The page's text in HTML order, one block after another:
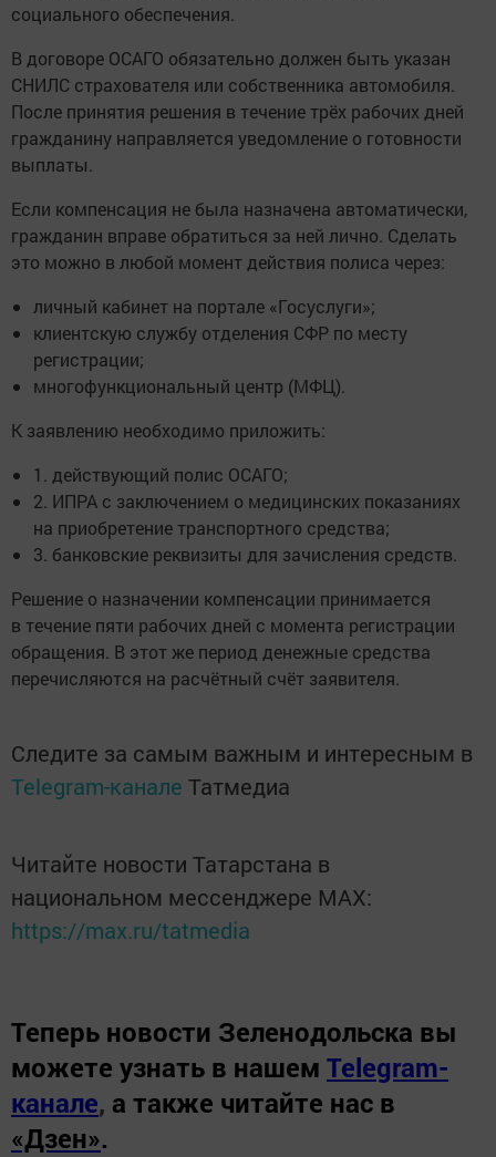
социального обеспечения.
В договоре ОСАГО обязательно должен быть указан
СНИЛС страхователя или собственника автомобиля.
После принятия решения в течение трёх рабочих дней
гражданину направляется уведомление о готовности
выплаты.
Если компенсация не была назначена автоматически,
гражданин вправе обратиться за ней лично. Сделать
это можно в любой момент действия полиса через:
личный кабинет на портале «Госуслуги»;
клиентскую службу отделения СФР по месту
регистрации;
многофункциональный центр (МФЦ).
К заявлению необходимо приложить:
1. действующий полис ОСАГО;
2. ИПРА с заключением о медицинских показаниях
на приобретение транспортного средства;
3. банковские реквизиты для зачисления средств.
Решение о назначении компенсации принимается
в течение пяти рабочих дней с момента регистрации
обращения. В этот же период денежные средства
перечисляются на расчётный счёт заявителя.
Следите за самым важным и интересным в
Telegram-канале Татмедиа
Читайте новости Татарстана в
национальном мессенджере MАХ:
https://max.ru/tatmedia
Теперь новости Зеленодольска вы
можете узнать в нашем Telegram-
канале, а также читайте нас в
«Дзен».